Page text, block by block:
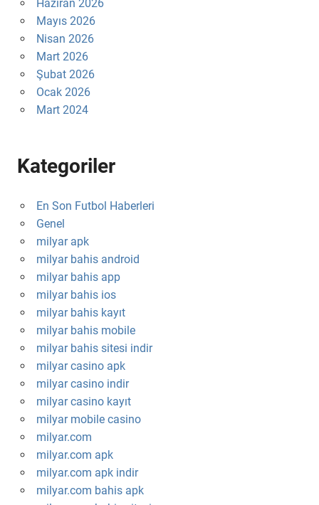
Haziran 2026
Mayıs 2026
Nisan 2026
Mart 2026
Şubat 2026
Ocak 2026
Mart 2024
Kategoriler
En Son Futbol Haberleri
Genel
milyar apk
milyar bahis android
milyar bahis app
milyar bahis ios
milyar bahis kayıt
milyar bahis mobile
milyar bahis sitesi indir
milyar casino apk
milyar casino indir
milyar casino kayıt
milyar mobile casino
milyar.com
milyar.com apk
milyar.com apk indir
milyar.com bahis apk